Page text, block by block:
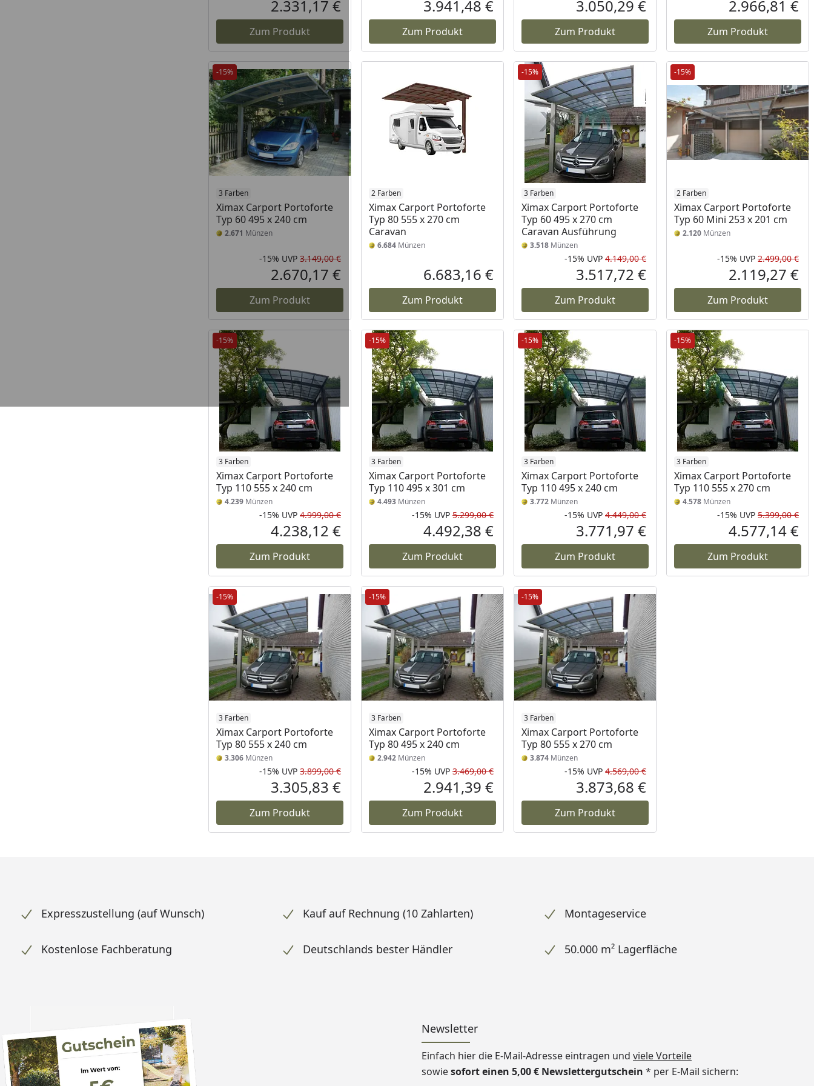
Aktueller Preis
2.331,17 €
Zum Produkt
Aktueller Preis
3.941,48 €
Zum Produkt
Aktueller Preis
3.050,29 €
Zum Produkt
2.966,81 €
Zum Produkt
-15%
3 Farben
Ximax Carport Portoforte
Typ 60 495 x 240 cm
2.671 Münzen
Rabatt in Prozent
-15%
Ursprünglicher Preis
UVP 3.149,00 €
Aktueller Preis
2.670,17 €
Zum Produkt
2 Farben
Ximax Carport Portoforte
Typ 80 555 x 270 cm
Caravan
6.684 Münzen
Aktueller Preis
6.683,16 €
Zum Produkt
-15%
3 Farben
Ximax Carport Portoforte
Typ 60 495 x 270 cm
Caravan Ausführung
3.518 Münzen
Rabatt in Prozent
-15%
Ursprünglicher Preis
UVP 4.149,00 €
Aktueller Preis
3.517,72 €
Zum Produkt
-15%
2 Farben
Ximax Carport Portoforte
Typ 60 Mini 253 x 201 cm
2.120 Münzen
-15% UVP 2.499,00 €
2.119,27 €
Zum Produkt
-15%
3 Farben
Ximax Carport Portoforte
Typ 110 555 x 240 cm
4.239 Münzen
Rabatt in Prozent
-15%
Ursprünglicher Preis
UVP 4.999,00 €
Aktueller Preis
4.238,12 €
Zum Produkt
-15%
3 Farben
Ximax Carport Portoforte
Typ 110 495 x 301 cm
4.493 Münzen
Rabatt in Prozent
-15%
Ursprünglicher Preis
UVP 5.299,00 €
Aktueller Preis
4.492,38 €
Zum Produkt
-15%
3 Farben
Ximax Carport Portoforte
Typ 110 495 x 240 cm
3.772 Münzen
Rabatt in Prozent
-15%
Ursprünglicher Preis
UVP 4.449,00 €
Aktueller Preis
3.771,97 €
Zum Produkt
-15%
3 Farben
Ximax Carport Portoforte
Typ 110 555 x 270 cm
4.578 Münzen
-15% UVP 5.399,00 €
4.577,14 €
Zum Produkt
-15%
3 Farben
Ximax Carport Portoforte
Typ 80 555 x 240 cm
3.306 Münzen
Rabatt in Prozent
-15%
Ursprünglicher Preis
UVP 3.899,00 €
Aktueller Preis
3.305,83 €
Zum Produkt
-15%
3 Farben
Ximax Carport Portoforte
Typ 80 495 x 240 cm
2.942 Münzen
Rabatt in Prozent
-15%
Ursprünglicher Preis
UVP 3.469,00 €
Aktueller Preis
2.941,39 €
Zum Produkt
-15%
3 Farben
Ximax Carport Portoforte
Typ 80 555 x 270 cm
3.874 Münzen
Rabatt in Prozent
-15%
Ursprünglicher Preis
UVP 4.569,00 €
Aktueller Preis
3.873,68 €
Zum Produkt
Expresszustellung (auf Wunsch) Kauf auf Rechnung (10 Zahlarten) Montageservice
Kostenlose Fachberatung Deutschlands bester Händler 50.000 m² Lagerfläche
Newsletter
Einfach hier die E-Mail-Adresse eintragen und viele Vorteile
sowiesofort einen 5,00 € Newslettergutschein * per E-Mail sichern: